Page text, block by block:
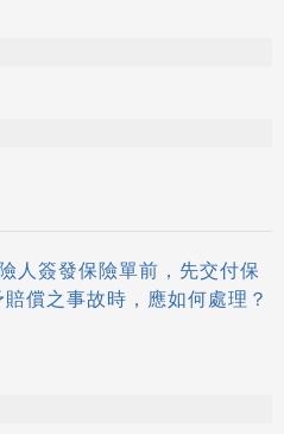
人簽發保險單前，先交付保
償之事故時，應如何處理？